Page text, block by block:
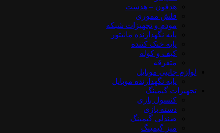
هدفون – هدست
فلش مموری
مودم و تجهیزات شبکه
پایه نگهدارنده مانیتور
پایه خنک کننده
کیف و کوله
متفرقه
لوازم جانبی موبایل
پایه نگهدارنده موبایل
تجهیزات گیمینگ
کنسول بازی
دسته بازی
صندلی گیمینگ
میز گیمینگ